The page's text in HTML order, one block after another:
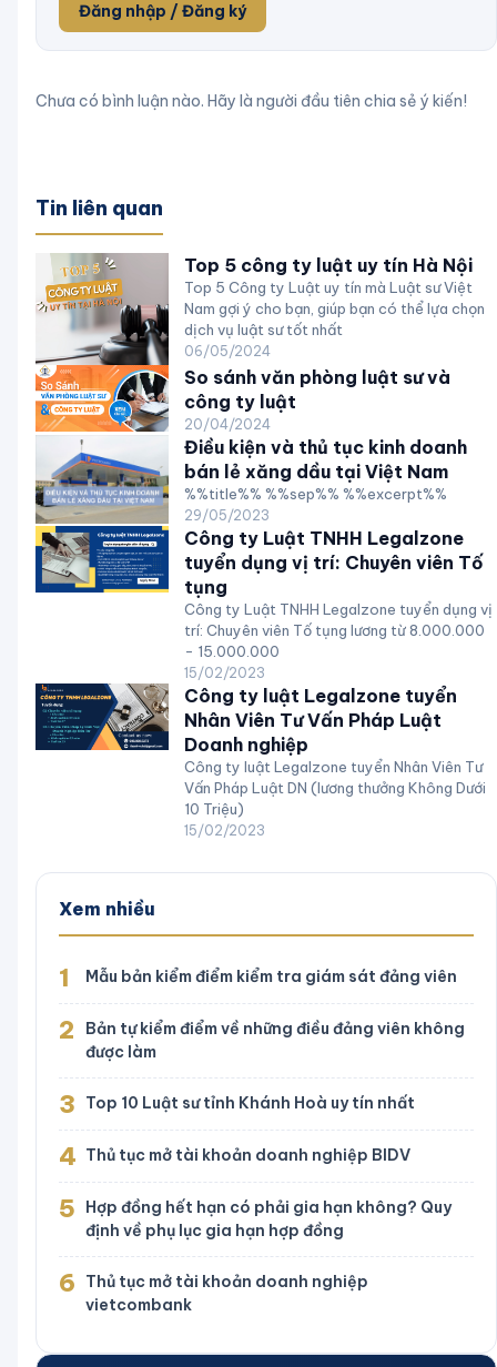
Đăng nhập / Đăng ký
Chưa có bình luận nào. Hãy là người đầu tiên chia sẻ ý kiến!
Tin liên quan
Top 5 công ty luật uy tín Hà Nội
Top 5 Công ty Luật uy tín mà Luật sư Việt
Nam gợi ý cho bạn, giúp bạn có thể lựa chọn
dịch vụ luật sư tốt nhất
06/05/2024
So sánh văn phòng luật sư và
công ty luật
20/04/2024
Điều kiện và thủ tục kinh doanh
bán lẻ xăng dầu tại Việt Nam
%%title%% %%sep%% %%excerpt%%
29/05/2023
Công ty Luật TNHH Legalzone
tuyển dụng vị trí: Chuyên viên Tố
tụng
Công ty Luật TNHH Legalzone tuyển dụng vị
trí: Chuyên viên Tố tụng lương từ 8.000.000
- 15.000.000
15/02/2023
Công ty luật Legalzone tuyển
Nhân Viên Tư Vấn Pháp Luật
Doanh nghiệp
Công ty luật Legalzone tuyển Nhân Viên Tư
Vấn Pháp Luật DN (lương thưởng Không Dưới
10 Triệu)
15/02/2023
Xem nhiều
1 Mẫu bản kiểm điểm kiểm tra giám sát đảng viên
2
Bản tự kiểm điểm về những điều đảng viên không
được làm
3 Top 10 Luật sư tỉnh Khánh Hoà uy tín nhất
4 Thủ tục mở tài khoản doanh nghiệp BIDV
5
Hợp đồng hết hạn có phải gia hạn không? Quy
định về phụ lục gia hạn hợp đồng
6
Thủ tục mở tài khoản doanh nghiệp
vietcombank